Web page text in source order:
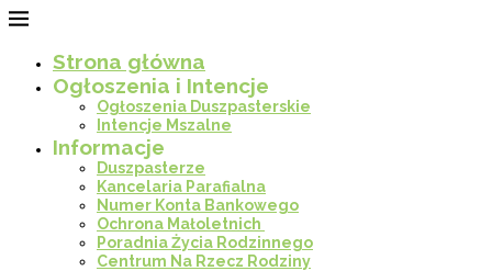
Strona główna
Ogłoszenia i Intencje
Ogłoszenia Duszpasterskie
Intencje Mszalne
Informacje
Duszpasterze
Kancelaria Parafialna
Numer Konta Bankowego
Ochrona Małoletnich
Poradnia Życia Rodzinnego
Centrum Na Rzecz Rodziny